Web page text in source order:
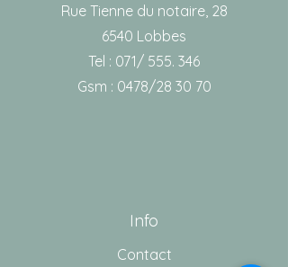
Rue Tienne du notaire, 28
6540 Lobbes
Tel : 071/ 555. 346
Gsm : 0478/28 30 70
Info
Contact